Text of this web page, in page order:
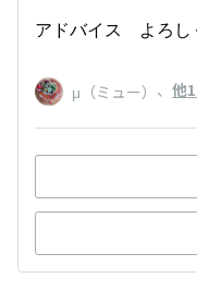
アドバイス よろし
μ（ミュー） 、 他